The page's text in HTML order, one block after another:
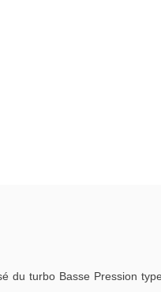
turbo Basse Pression